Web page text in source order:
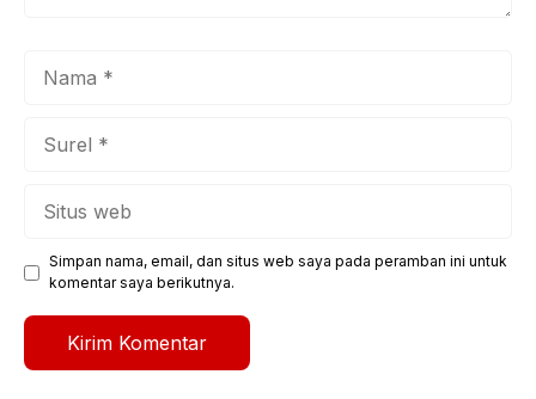
Simpan nama, email, dan situs web saya pada peramban ini untuk
komentar saya berikutnya.